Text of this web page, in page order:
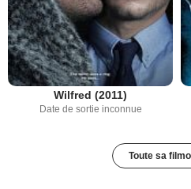
Wilfred (2011)
Date de sortie inconnue
Toute sa